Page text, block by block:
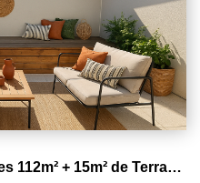
Appartement L'union 5 pièces 112m² + 15m² de Terrasse + 2 Parking !